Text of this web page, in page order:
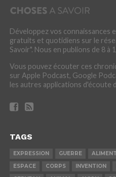
Développez vos connaissances
gratuits et quotidiens sur le
Savoir". Nous en publions de 8 à
Vous pouvez écouter ces
sur Apple Podcast, Google
les autres applications d'écoute
TAGS
EXPRESSION GUERRE
ESPACE
CORPS INVENTION